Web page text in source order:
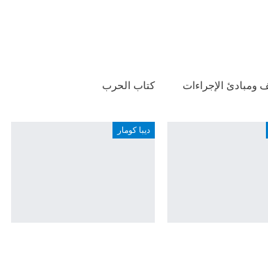
ومبادئ الإجراءات
كتاب الحرب
ديبا كومار